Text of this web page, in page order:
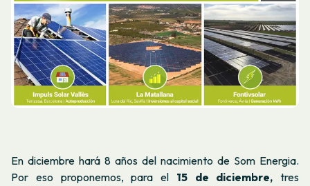
En diciembre hará 8 años del nacimiento de Som Energia.
Por eso proponemos, para el 15 de diciembre, tres